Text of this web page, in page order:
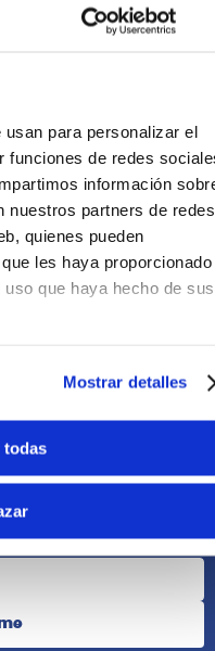
para personalizar el
funciones de redes
información
nuestros partners de redes
quienes pueden
les haya proporcionado
que haya hecho de sus
Mostrar detalles
todas